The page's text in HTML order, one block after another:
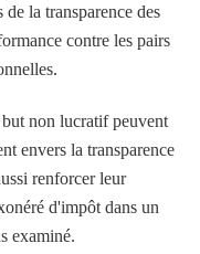
la transparence des
contre les pairs
non lucratif peuvent
envers la transparence
renforcer leur
d'impôt dans un
examiné.